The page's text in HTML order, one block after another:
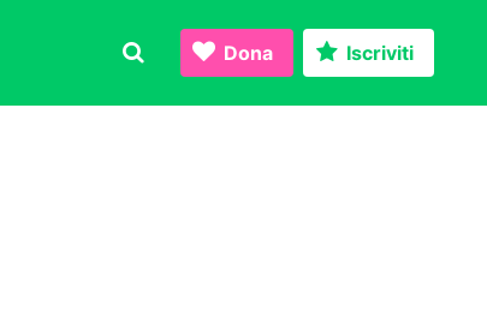
Dona Iscriviti